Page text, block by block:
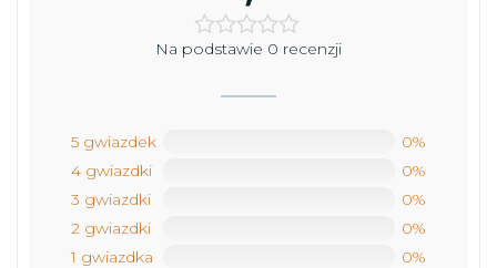
Na podstawie 0 recenzji
5 gwiazdek
0%
4 gwiazdki
0%
3 gwiazdki
0%
2 gwiazdki
0%
1 gwiazdka
0%